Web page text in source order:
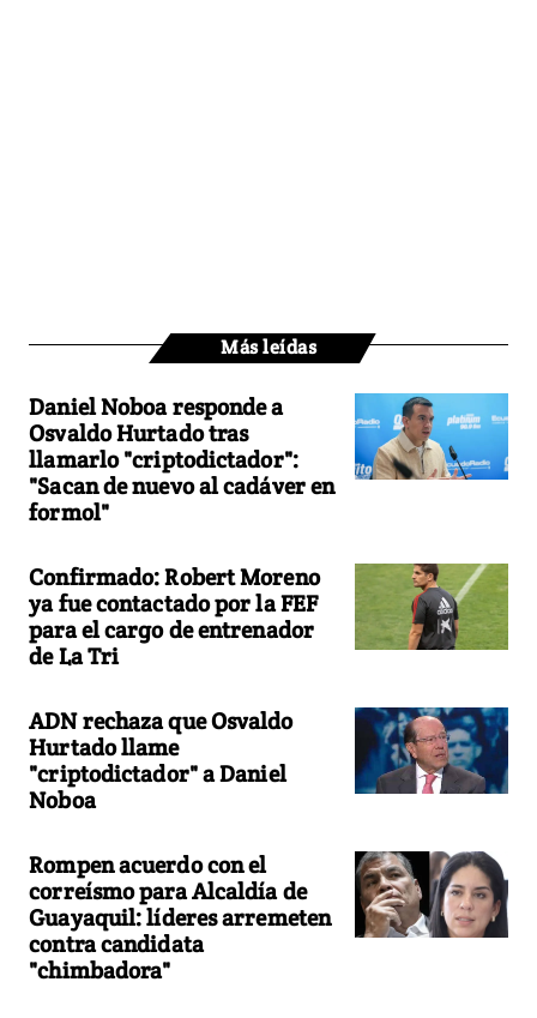
Más leídas
Daniel Noboa responde a
Osvaldo Hurtado tras
llamarlo "criptodictador":
"Sacan de nuevo al cadáver en
formol"
Confirmado: Robert Moreno
ya fue contactado por la FEF
para el cargo de entrenador
de La Tri
ADN rechaza que Osvaldo
Hurtado llame
"criptodictador" a Daniel
Noboa
Rompen acuerdo con el
correísmo para Alcaldía de
Guayaquil: líderes arremeten
contra candidata
"chimbadora"